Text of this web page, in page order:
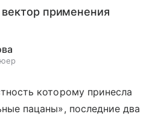
применения
которому принесла
пацаны», последние два